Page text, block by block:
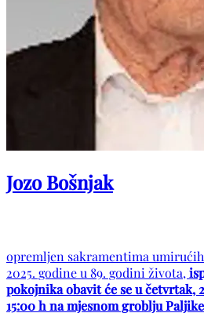
Jozo Bošnjak
opremljen sakramentima
2025. godine u 89. godini života,
pokojnika obavit će se u četvrtak,
15:00 h na mjesnom groblju